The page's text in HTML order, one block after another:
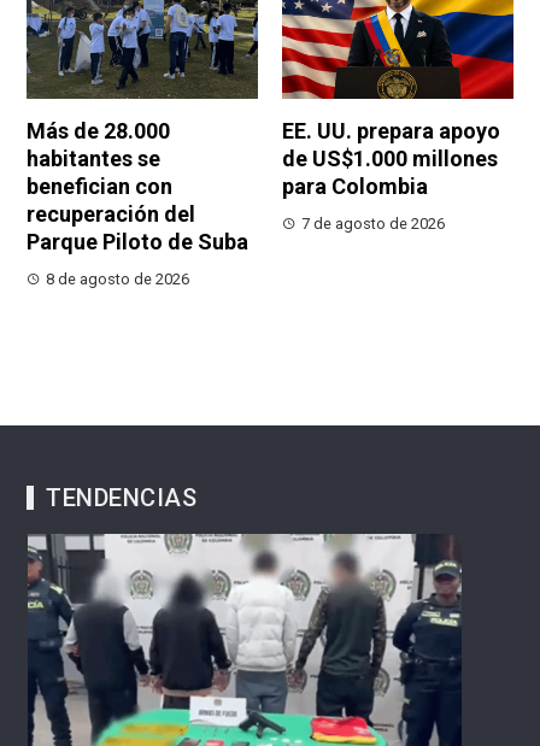
Más de 28.000
habitantes se
benefician con
recuperación del
Parque Piloto de Suba
8 de agosto de 2026
EE. UU. prepara apoyo
de US$1.000 millones
para Colombia
7 de agosto de 2026
TENDENCIAS